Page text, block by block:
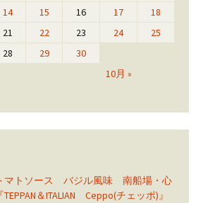
10月 »
14 15 16 17
18
21 22 23 24
25
28 29 30
マトソース バジル風味 南船場・心
＆ITALIAN Ceppo(チェッポ)』